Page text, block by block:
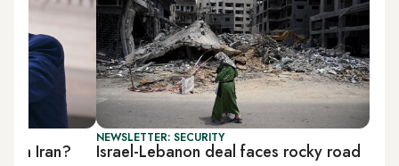
NEWSLETTER: SECURITY
Israel-Lebanon deal faces rocky road
Iran?